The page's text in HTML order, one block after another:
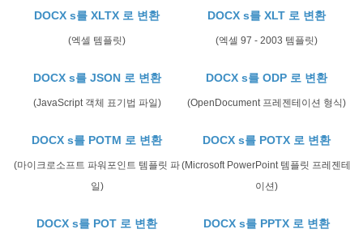
DOCX s를 XLTX 로 변환
(엑셀 템플릿)
DOCX s를 XLT 로 변환
(엑셀 97 - 2003 템플릿)
DOCX s를 JSON 로 변환
(JavaScript 객체 표기법 파일)
DOCX s를 ODP 로 변환
(OpenDocument 프레젠테이션 형식)
DOCX s를 POTM 로 변환
(마이크로소프트 파워포인트 템플릿 파
일)
DOCX s를 POTX 로 변환
(Microsoft PowerPoint 템플릿 프레젠테
이션)
DOCX s를 POT 로 변환 DOCX s를 PPTX 로 변환